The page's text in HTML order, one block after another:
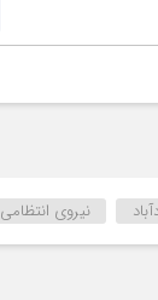
نیروی انتظامی